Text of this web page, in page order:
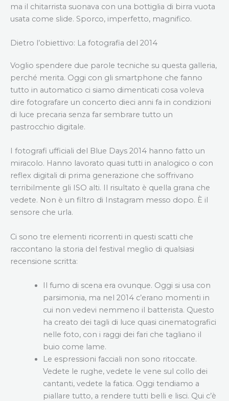
ma il chitarrista suonava con una bottiglia di birra vuota
usata come slide. Sporco, imperfetto, magnifico.
Dietro l’obiettivo: La fotografia del 2014
Voglio spendere due parole tecniche su questa galleria,
perché merita. Oggi con gli smartphone che fanno
tutto in automatico ci siamo dimenticati cosa voleva
dire fotografare un concerto dieci anni fa in condizioni
di luce precaria senza far sembrare tutto un
pastrocchio digitale.
I fotografi ufficiali del Blue Days 2014 hanno fatto un
miracolo. Hanno lavorato quasi tutti in analogico o con
reflex digitali di prima generazione che soffrivano
terribilmente gli ISO alti. Il risultato è quella grana che
vedete. Non è un filtro di Instagram messo dopo. È il
sensore che urla.
Ci sono tre elementi ricorrenti in questi scatti che
raccontano la storia del festival meglio di qualsiasi
recensione scritta:
Il fumo di scena era ovunque. Oggi si usa con
parsimonia, ma nel 2014 c’erano momenti in
cui non vedevi nemmeno il batterista. Questo
ha creato dei tagli di luce quasi cinematografici
nelle foto, con i raggi dei fari che tagliano il
buio come lame.
Le espressioni facciali non sono ritoccate.
Vedete le rughe, vedete le vene sul collo dei
cantanti, vedete la fatica. Oggi tendiamo a
piallare tutto, a rendere tutti belli e lisci. Qui c’è